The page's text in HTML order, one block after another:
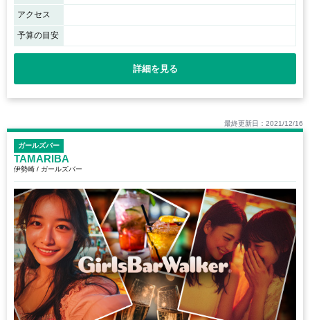
アクセス
予算の目安
詳細を見る
最終更新日：2021/12/16
ガールズバー
TAMARIBA
伊勢崎 / ガールズバー